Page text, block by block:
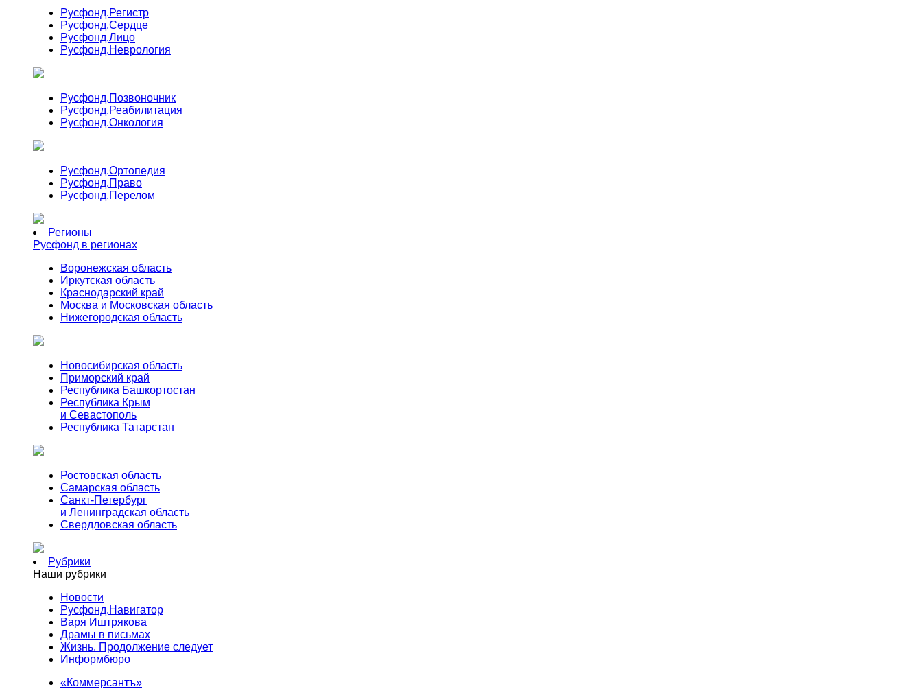
Русфонд.Регистр
Русфонд.Сердце
Русфонд.Лицо
Русфонд.Неврология
Русфонд.Позвоночник
Русфонд.Реабилитация
Русфонд.Онкология
Русфонд.Ортопедия
Русфонд.Право
Русфонд.Перелом
Регионы
Русфонд в регионах
Воронежская область
Иркутская область
Краснодарский край
Москва и Московская область
Нижегородская область
Новосибирская область
Приморский край
Республика Башкортостан
Республика Крым
и Севастополь
Республика Татарстан
Ростовская область
Самарская область
Санкт-Петербург
и Ленинградская область
Свердловская область
Рубрики
Наши рубрики
Новости
Русфонд.Навигатор
Варя Иштрякова
Драмы в письмах
Жизнь. Продолжение следует
Информбюро
«Коммерсантъ»